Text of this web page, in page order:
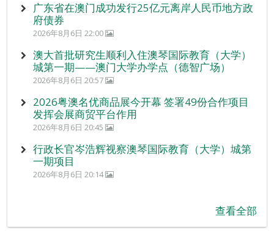
广东省在澳门成功发行25亿元离岸人民币地方政
府债券
2026年8月6日 22:00
澳大首批研究生顺利入住澳琴国际教育（大学）
城第一期——澳门大学办学点（德智广场）
2026年8月6日 20:57
2026粤澳名优商品展今开幕 签署49份合作项目
发挥会展商贸平台作用
2026年8月6日 20:45
行政长官岑浩辉视察澳琴国际教育（大学）城第
一期项目
2026年8月6日 20:14
查看全部